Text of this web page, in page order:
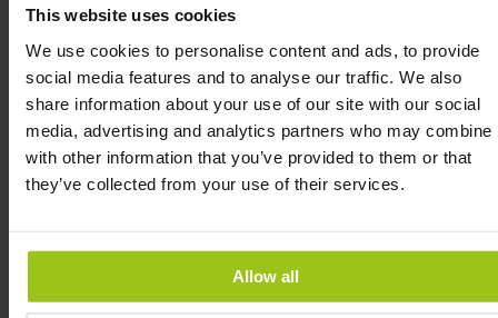
This website uses cookies
We use cookies to personalise content and ads, to provide
social media features and to analyse our traffic. We also
share information about your use of our site with our social
media, advertising and analytics partners who may combine
with other information that you’ve provided to them or that
they’ve collected from your use of their services.
Allow all
puro, sem aditivos desnecessários, o que o torna
numa excelente escolha para quem procura um
suplemento alimentar de elevada qualidade e com
uma composição focada. Graças à sua pureza e
elevada biodisponibilidade, o organismo consegue
absorver eficazmente a substância e utilizá-la onde
é mais necessária. Não utilizar durante a gestação e
lactação. Usar com precaução em casos de
Sulfato de glucosamina da